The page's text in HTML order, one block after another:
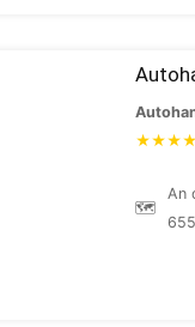
★★★★
🗺
An